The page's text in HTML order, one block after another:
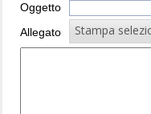
Oggetto
Allegato
Stampa